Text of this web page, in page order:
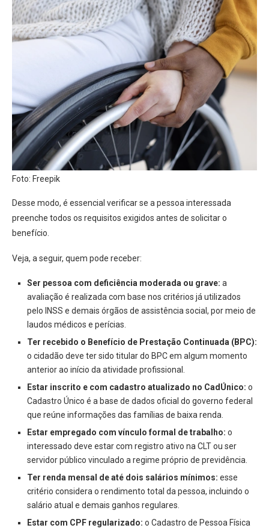
Foto: Freepik
Desse modo, é essencial verificar se a pessoa interessada
preenche todos os requisitos exigidos antes de solicitar o
benefício.
Veja, a seguir, quem pode receber:
Ser pessoa com deficiência moderada ou grave: a
avaliação é realizada com base nos critérios já utilizados
pelo INSS e demais órgãos de assistência social, por meio de
laudos médicos e perícias.
Ter recebido o Benefício de Prestação Continuada (BPC):
o cidadão deve ter sido titular do BPC em algum momento
anterior ao início da atividade profissional.
Estar inscrito e com cadastro atualizado no CadÚnico: o
Cadastro Único é a base de dados oficial do governo federal
que reúne informações das famílias de baixa renda.
Estar empregado com vínculo formal de trabalho: o
interessado deve estar com registro ativo na CLT ou ser
servidor público vinculado a regime próprio de previdência.
Ter renda mensal de até dois salários mínimos: esse
critério considera o rendimento total da pessoa, incluindo o
salário atual e demais ganhos regulares.
Estar com CPF regularizado: o Cadastro de Pessoa Física